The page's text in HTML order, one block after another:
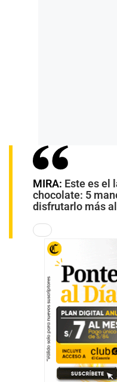
MIRA: Este es el
chocolate: 5
disfrutarlo más